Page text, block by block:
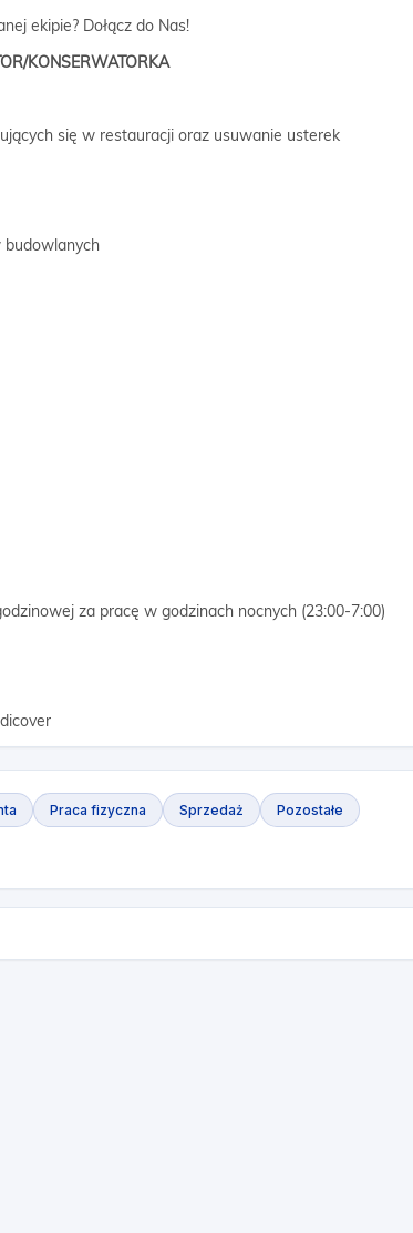
ekipie? Dołącz do Nas!
KONSERWATORKA
się w restauracji oraz usuwanie usterek
budowlanych
za pracę w godzinach nocnych (23:00-7:00)
Praca fizyczna Sprzedaż Pozostałe